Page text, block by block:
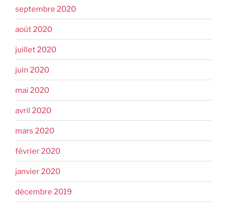
septembre 2020
août 2020
juillet 2020
juin 2020
mai 2020
avril 2020
mars 2020
février 2020
janvier 2020
décembre 2019